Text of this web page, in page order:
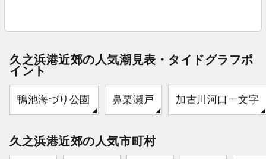
久之浜港近郊の人気潮見表・タイドグラフポ
イント
鴨池海づり公園 鼻栗瀬戸 加古川河口一文字
久之浜港近郊の人気市町村